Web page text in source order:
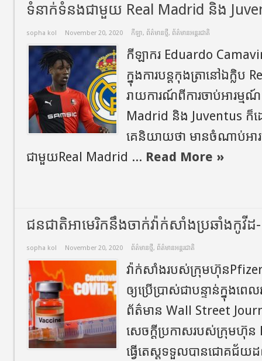
ទំនាក់ទំនងជាមួយ Real Madrid និង
sopha kol November 20, 2020 កីឡា, ព័ត៌មានថ្មី, ព័ត៌មានអន្តរជាតិ
កីឡាករ Eduardo
ក្នុងការបន្តកុងត្រានៅឯក្លិប
រាយការណ៍ពីការចាប់អារម្ម
Madrid និង Juventus ក៏
គេនិយាយថា មានចំណាប់អា
ជាមួយReal Madrid ... Read More »
ជនជាតិអាមេរិក​នឹងចាក់វ៉ាក់សាំងប្រឆាំងកូវី
sopha kol November 20, 2020 ព័ត៌មានថ្មី, ព័ត៌មានអន្តរជាតិ
វ៉ាក់សាំង​របស់ក្រុមហ៊ុន​
ឲ្យប្រើប្រាស់​ជាបន្ទាន់​ក្នុងព
ព័ត៌មាន Wall Street
សេចក្តីប្រកាសរបស់ក្រុមហ៊ុន
ធ្វើតេស្ត​ទទួលបាន​ជោគជ័